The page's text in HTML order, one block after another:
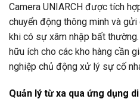
Camera UNIARCH được tích
chuyển động thông minh và
khi có sự xâm nhập bất
hữu ích cho các kho hàng cần
nghiệp chủ động xử lý sự cố
Quản lý từ xa qua ứng dụng